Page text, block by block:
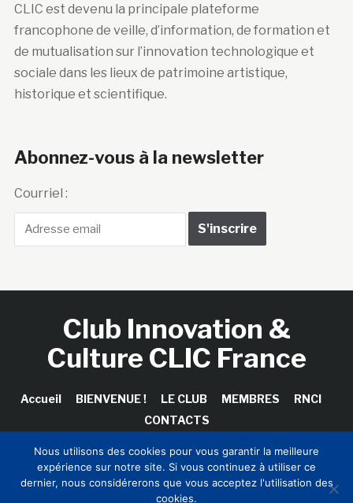
CLIC est devenu la principale plateforme
francophone de veille, d’information, de formation et
de mutualisation sur l’innovation technologique et
sociale dans les lieux de patrimoine artistique,
historique et scientifique.
Abonnez-vous à la newsletter
Courriel :
Club Innovation &
Culture CLIC France
Accueil BIENVENUE ! LE CLUB MEMBRES
RNCI
CONTACTS
Copyright © 2026 Club Innovation & Culture CLIC France /
Nous utilisons des cookies pour vous garantir la meilleure
expérience sur notre site. Si vous continuez à utiliser ce
dernier, nous considérerons que vous acceptez l'utilisation des
cookies.